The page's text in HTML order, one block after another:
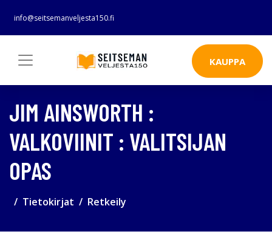
info@seitsemanveljesta150.fi
KAUPPA
JIM AINSWORTH :
VALKOVIINIT : VALITSIJAN
OPAS
Tietokirjat Retkeily